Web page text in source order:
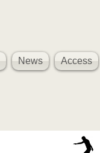
News Access